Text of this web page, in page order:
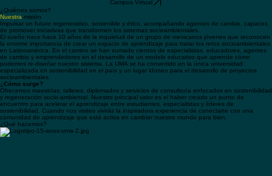
¿Quiénes somos?
Nuestramisión
Impulsar un futuro regenerativo, sostenible y ético, acompañando agentes de cambio, capaces
de promover iniciativas que transformen los sistemas socioambientales.
El sueño nace hace 10 años de la inquietud de un grupo de mexicanos jóvenes que reconocen
la enorme importancia de crear un espacio de aprendizaje para tratar los retos socioambientales
en Latinoamérica. En el camino se han sumado cientos de especialistas, educadores, agentes
de cambio y emprendedores en el desarrollo de un modelo educativo que aprende cómo
podemos re-diseñar nuestro sistema. La UMA se ha convertido en la única universidad
especializada en sostenibilidad en el país y un lugar idoneo para el desarrollo de proyectos
socioambientales.
¿Cómo surge?
Ofrecemos maestrías, talleres, diplomados y servicios de consultoría enfocados en sostenibilidad
y regeneración socio-ambiental. Nuestro principal valor es el haber creado un punto de
encuentro para acelerar el aprendizaje entre estudiantes, especialistas y líderes de
sostenibilidad. Cuando nos visites vivirás la inspiradora experiencia de conectarte con una
comunidad de aprendizaje que está activa en cambiar nuestro mundo para bien.
¿Qué hacemos?